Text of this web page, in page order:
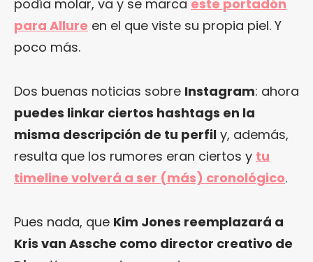
podía molar, va y se marca este portadón
para Allure en el que viste su propia piel. Y
poco más.
Dos buenas noticias sobre Instagram: ahora
puedes linkar ciertos hashtags en la
misma descripción de tu perfil y, además,
resulta que los rumores eran ciertos y tu
timeline volverá a ser (más) cronológico.
Pues nada, que Kim Jones reemplazará a
Kris van Assche como director creativo de